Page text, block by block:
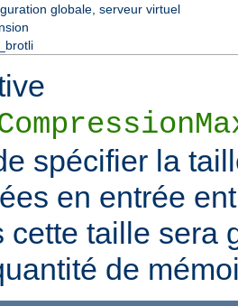
globale, serveur virtuel
spécifier la
en entrée
cette taille sera
de